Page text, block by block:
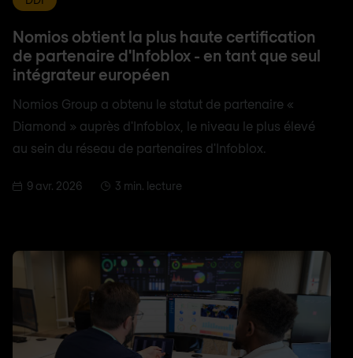
Nomios obtient la plus haute certification
de partenaire d'Infoblox - en tant que seul
intégrateur européen
Nomios Group a obtenu le statut de partenaire «
Diamond » auprès d'Infoblox, le niveau le plus élevé
au sein du réseau de partenaires d'Infoblox.
9 avr. 2026 3 min. lecture